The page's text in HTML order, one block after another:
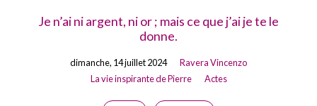
Je n’ai ni argent, ni or ; mais ce que j’ai je te le
donne.
dimanche, 14 juillet 2024
Ravera Vincenzo
La vie inspirante de Pierre
Actes